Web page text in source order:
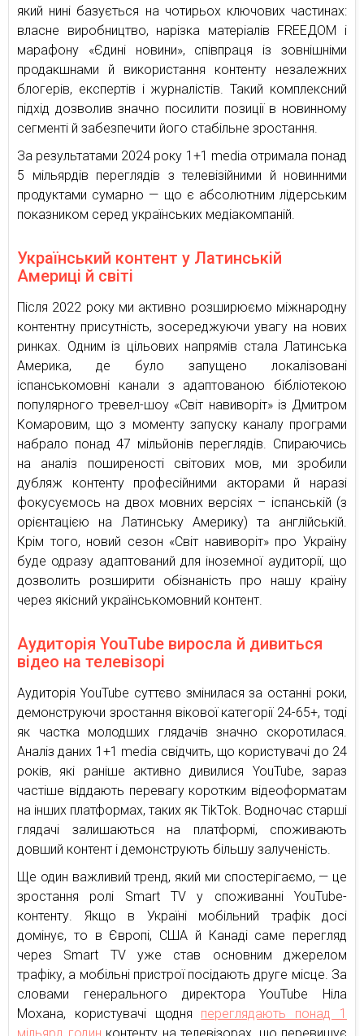
який нині базується на чотирьох ключових частинах:
власне виробництво, нарізка матеріалів FREEДОМ і
марафону «Єдині новини», співпраця із зовнішніми
продакшнами й використання контенту незалежних
блогерів, експертів і журналістів. Такий комплексний
підхід дозволив значно посилити позиції в новинному
сегменті й забезпечити його стабільне зростання.
За результатами 2024 року 1+1 media отримала понад
5 мільярдів переглядів з телевізійними й новинними
продуктами сумарно — що є абсолютним лідерським
показником серед українських медіакомпаній.
Український контент у Латинській
Америці й світі
Після 2022 року ми активно розширюємо міжнародну
контентну присутність, зосереджуючи увагу на нових
ринках. Одним із цільових напрямів стала Латинська
Америка, де було запущено локалізовані
іспанськомовні канали з адаптованою бібліотекою
популярного тревел-шоу «Світ навиворіт» із Дмитром
Комаровим, що з моменту запуску каналу програми
набрало понад 47 мільйонів переглядів. Спираючись
на аналіз поширеності світових мов, ми зробили
дубляж контенту професійними акторами й наразі
фокусуємось на двох мовних версіях – іспанській (з
орієнтацією на Латинську Америку) та англійській.
Крім того, новий сезон «Світ навиворіт» про Україну
буде одразу адаптований для іноземної аудиторії, що
дозволить розширити обізнаність про нашу країну
через якісний українськомовний контент.
Аудиторія YouTube виросла й дивиться
відео на телевізорі
Аудиторія YouTube суттєво змінилася за останні роки,
демонструючи зростання вікової категорії 24-65+, тоді
як частка молодших глядачів значно скоротилася.
Аналіз даних 1+1 media свідчить, що користувачі до 24
років, які раніше активно дивилися YouTube, зараз
частіше віддають перевагу коротким відеоформатам
на інших платформах, таких як TikTok. Водночас старші
глядачі залишаються на платформі, споживають
довший контент і демонструють більшу залученість.
Ще один важливий тренд, який ми спостерігаємо, — це
зростання ролі Smart TV у споживанні YouTube-
контенту. Якщо в Україні мобільний трафік досі
домінує, то в Європі, США й Канаді саме перегляд
через Smart TV уже став основним джерелом
трафіку, а мобільні пристрої посідають друге місце. За
словами генерального директора YouTube Ніла
Мохана, користувачі щодня переглядають понад 1
мільярд годин контенту на телевізорах, що перевищує